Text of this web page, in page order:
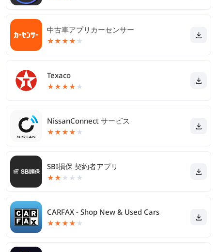
中古車アプリカーセンサー
★★★★ ★
Texaco
★★★★ ★
NissanConnect サービス
★★★★ ★
SBI損保 契約者アプリ
★★ ★ ★ ★
CARFAX - Shop New & Used Cars
★★★★ ★